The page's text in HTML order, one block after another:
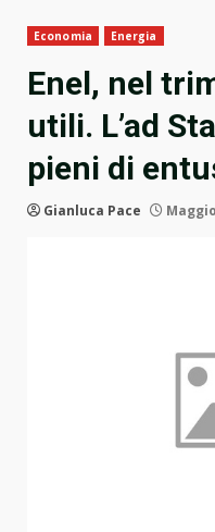
Economia Energia
Enel, nel
utili. L’ad
pieni di
Gianluca Pace